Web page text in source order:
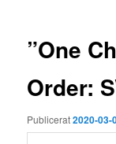
”One
Order:
Publicerat2020-03-